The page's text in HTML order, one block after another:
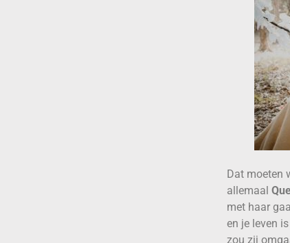
Dat moeten
allemaal
met haar
en je leven
zou zij